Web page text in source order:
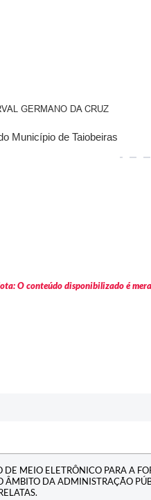
GERMANO DA CRUZ
Município de Taiobeiras
O conteúdo disponibilizado é
DE MEIO ELETRÔNICO PARA A
ÂMBITO DA ADMINISTRAÇÃO